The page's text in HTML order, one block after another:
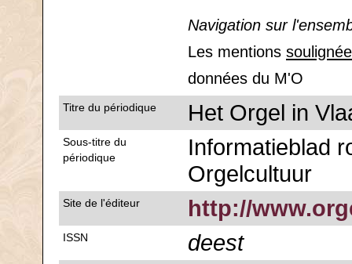
Navigation sur
Les mentions
données du M'O
Titre du périodique Het Orgel in
Sous-titre du
périodique
Informatieblad
Orgelcultuur
Site de l'éditeur http://
ISSN deest